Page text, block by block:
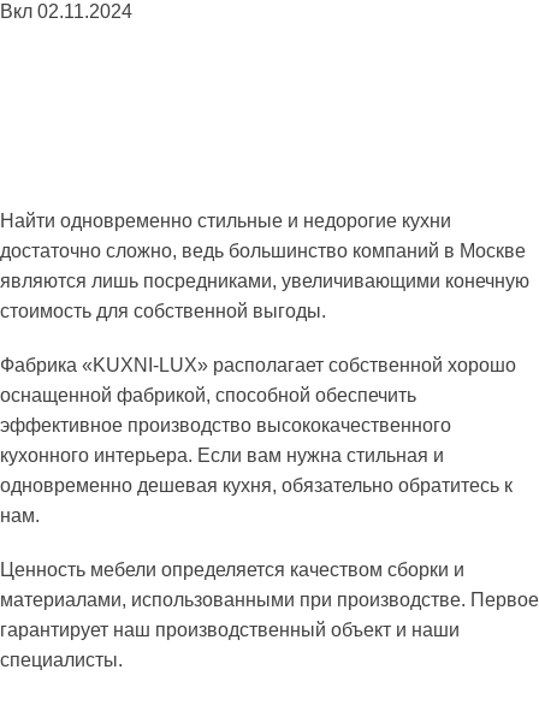
Вкл 02.11.2024
Найти одновременно стильные и недорогие кухни
достаточно сложно, ведь большинство компаний в Москве
являются лишь посредниками, увеличивающими конечную
стоимость для собственной выгоды.
Фабрика «KUXNI-LUX» располагает собственной хорошо
оснащенной фабрикой, способной обеспечить
эффективное производство высококачественного
кухонного интерьера. Если вам нужна стильная и
одновременно дешевая кухня, обязательно обратитесь к
нам.
Ценность мебели определяется качеством сборки и
материалами, использованными при производстве. Первое
гарантирует наш производственный объект и наши
специалисты.